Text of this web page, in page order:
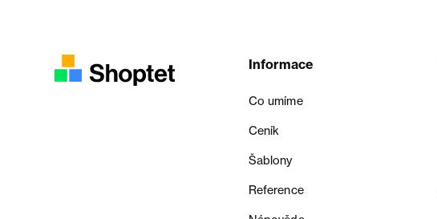
Informace
Co umíme
Ceník
Šablony
Reference